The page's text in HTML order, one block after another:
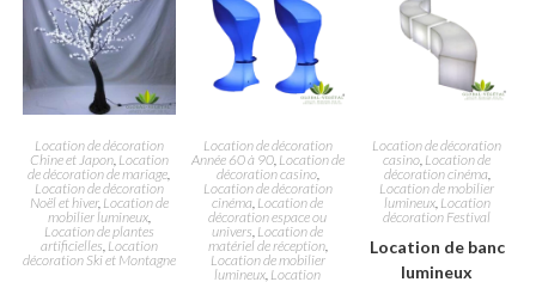
Location de décoration
Chine et Japon, Location
de décoration de mariage,
Location de décoration
Noël et hiver, Location de
mobilier lumineux,
Location de plantes
artificielles, Location
décoration Ski et Montagne
Location de décoration
Année 60 à 90, Location de
décoration casino,
Location de décoration
cinéma, Location de
décoration espace ou
univers, Location de
matériel de réception,
Location de mobilier
lumineux, Location
Location de décoration
casino, Location de
décoration cinéma,
Location de mobilier
lumineux, Location
décoration Festival
Location de banc
lumineux